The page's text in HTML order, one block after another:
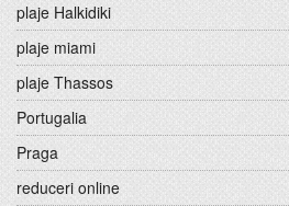
plaje Halkidiki
plaje miami
plaje Thassos
Portugalia
Praga
reduceri online